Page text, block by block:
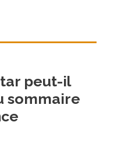
peut-il
sommaire